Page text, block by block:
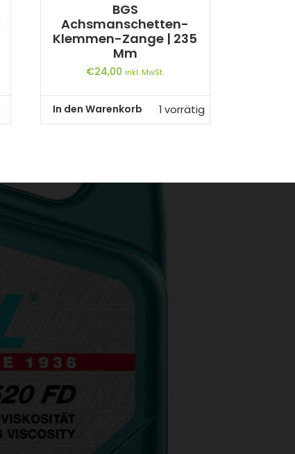
BGS
Achsmanschetten-
Klemmen-Zange | 235
Mm
€24,00 inkl. MwSt.
In den Warenkorb 1 vorrätig